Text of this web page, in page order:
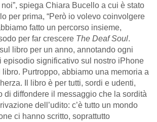
spiega Chiara Bucello a cui è stato
per prima, “Però io volevo coinvolgere
fatto un percorso insieme,
per far crescere The Deaf Soul.
libro per un anno, annotando ogni
episodio significativo sul nostro iPhone
Purtroppo, abbiamo una memoria a
Il libro è per tutti, sordi e udenti,
di diffondere il messaggio che la sordità
dell’udito: c’è tutto un mondo
ci hanno scritto, soprattutto